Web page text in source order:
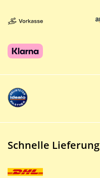
Schnelle Lieferung